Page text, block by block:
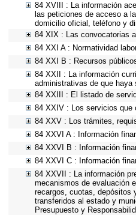
84 XVIII : La información
las peticiones de acceso a
domicilio oficial, teléfono y
84 XIX : Las convocatorias
84 XXI A : Normatividad
84 XXI B : Recursos
84 XXII : La información
administrativas de que haya
84 XXIII : El listado de
84 XXIV : Los servicios que
84 XXV : Los trámites,
84 XXVI A : Información
84 XXVI B : Información
84 XXVI C : Información
84 XXVII : La información
mecanismos de evaluación
recargos, cuotas, depósitos
transferidos al estado y
Presupuesto y